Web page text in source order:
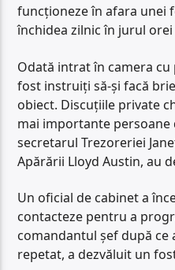
funcționeze în afara unei
închidea zilnic în jurul orei
Odată intrat în camera
fost instruiți să-și facă
obiect. Discuțiile private
mai importante persoane
secretarul Trezoreriei
Apărării Lloyd Austin, au
Un oficial de cabinet a
contacteze pentru a
comandantul șef după ce
repetat, a dezvăluit un